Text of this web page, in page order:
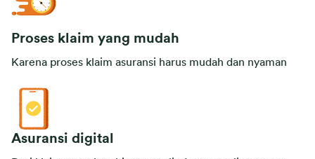
Proses klaim yang mudah
Karena proses klaim asuransi harus mudah dan nyaman
Asuransi digital